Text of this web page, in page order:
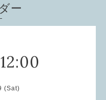
ー
(Sat)